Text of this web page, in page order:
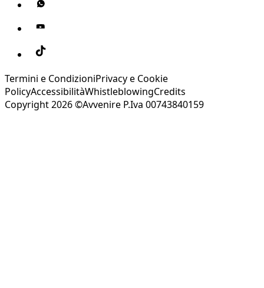
Termini e CondizioniPrivacy e Cookie
PolicyAccessibilitàWhistleblowingCredits
Copyright 2026 ©Avvenire P.Iva 00743840159